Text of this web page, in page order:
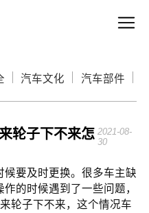
汽车文化 汽车部件
轮子下不来怎 2021-08-
30
候要及时更换。很多车主缺
的时候遇到了一些问题，
轮子下不来，这个情况车